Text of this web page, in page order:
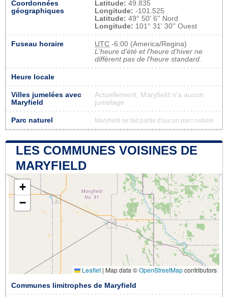
Coordonnées
géographiques
Latitude: 49.835
Longitude: -101.525
Latitude: 49° 50' 6'' Nord
Longitude: 101° 31' 30'' Ouest
Fuseau horaire UTC -6:00 (America/Regina)
L'heure d'été et l'heure d'hiver ne
diffèrent pas de l'heure standard.
Heure locale
Villes jumelées avec
Maryfield
Actuellement, Maryfield n'a aucun
jumelage
Parc naturel Maryfield ne fait partie d'aucun parc naturel
LES COMMUNES VOISINES DE
MARYFIELD
+
−
Leaflet | Map data ©OpenStreetMapcontributors
Communes limitrophes de Maryfield